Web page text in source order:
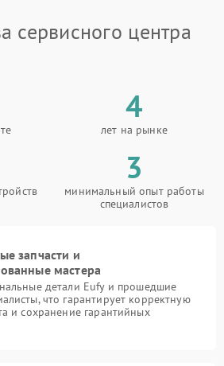
сервисного центра
4
лет на рынке
3
минимальный опыт работы
специалистов
запчасти и
мастера
детали Eufy и прошедшие
что гарантирует корректную
и сохранение гарантийных